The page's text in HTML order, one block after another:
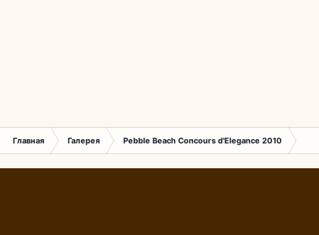
Главная Галерея Pebble Beach Concours d'Elegance 2010